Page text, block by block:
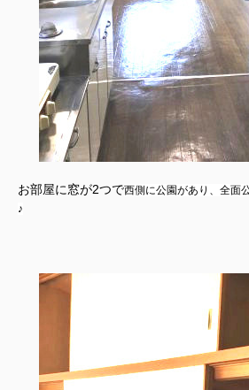
お部屋に窓が2つで西側に公園があり、全面
♪